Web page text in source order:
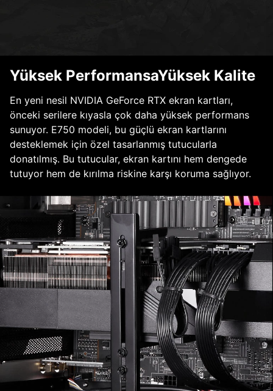
Yüksek PerformansaYüksek Kalite
En yeni nesil NVIDIA GeForce RTX ekran kartları,
önceki serilere kıyasla çok daha yüksek performans
sunuyor. E750 modeli, bu güçlü ekran kartlarını
desteklemek için özel tasarlanmış tutucularla
donatılmış. Bu tutucular, ekran kartını hem dengede
tutuyor hem de kırılma riskine karşı koruma sağlıyor.